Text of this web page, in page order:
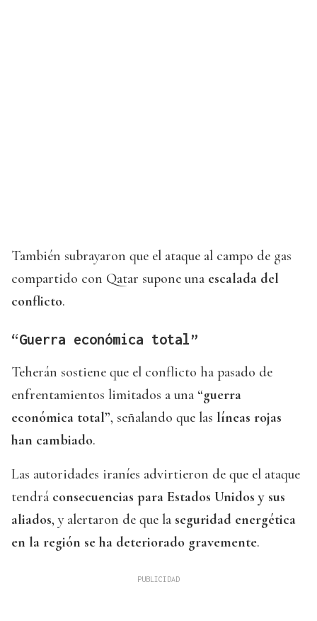
También subrayaron que el ataque al campo de gas
compartido con Qatar supone una escalada del
conflicto.
“Guerra económica total”
Teherán sostiene que el conflicto ha pasado de
enfrentamientos limitados a una “guerra
económica total”, señalando que las líneas rojas
han cambiado.
Las autoridades iraníes advirtieron de que el ataque
tendrá consecuencias para Estados Unidos y sus
aliados, y alertaron de que la seguridad energética
en la región se ha deteriorado gravemente.